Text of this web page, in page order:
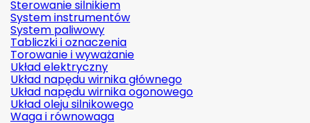
Sterowanie silnikiem
System instrumentów
System paliwowy
Tabliczki i oznaczenia
Torowanie i wyważanie
Układ elektryczny
Układ napędu wirnika głównego
Układ napędu wirnika ogonowego
Układ oleju silnikowego
Waga i równowaga